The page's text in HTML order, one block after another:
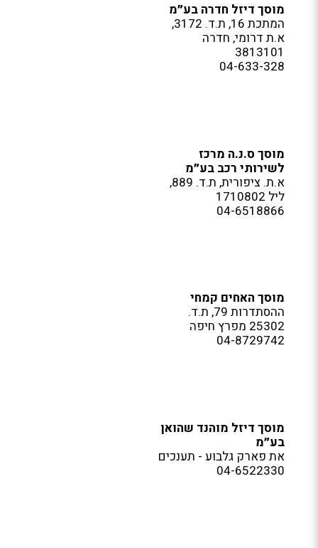
מוסך דיזל חדרה בע״מ
המתכת 16, ת.ד. 3172,
א.ת דרומי, חדרה
3813101
04-633-328
מוסך ס.נ.ה מרכז
לשירותי רכב בע״מ
א.ת. ציפורית, ת.ד. 889,
ליל 1710802
04-6518866
מוסך האחים קמחי
ההסתדרות 79, ת.ד.
25302 מפרץ חיפה
04-8729742
מוסך דיזל מוהנד שהואן
בע״מ
את פארק גלבוע - תענכים
04-6522330